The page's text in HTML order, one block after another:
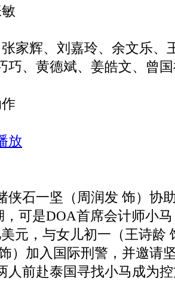
家辉、刘嘉玲、余文乐、
巧、黄德斌、姜皓文、曾
放
石一坚（周润发 饰）协
，可是DOA首席会计师小
元，与女儿初一（王诗龄
）加入国际刑警，并邀请
人前赴泰国寻找小马成为